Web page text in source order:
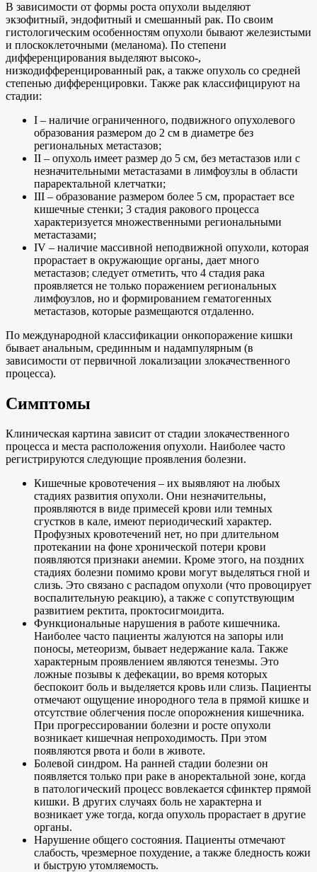
В зависимости от формы роста опухоли выделяют
экзофитный, эндофитный и смешанный рак. По своим
гистологическим особенностям опухоли бывают железистыми
и плоскоклеточными (меланома). По степени
дифференцирования выделяют высоко-,
низкодифференцированный рак, а также опухоль со средней
степенью дифференцировки. Также рак классифицируют на
стадии:
I – наличие ограниченного, подвижного опухолевого
образования размером до 2 см в диаметре без
региональных метастазов;
II – опухоль имеет размер до 5 см, без метастазов или с
незначительными метастазами в лимфоузлы в области
параректальной клетчатки;
III – образование размером более 5 см, прорастает все
кишечные стенки; 3 стадия ракового процесса
характеризуется множественными региональными
метастазами;
IV – наличие массивной неподвижной опухоли, которая
прорастает в окружающие органы, дает много
метастазов; следует отметить, что 4 стадия рака
проявляется не только поражением региональных
лимфоузлов, но и формированием гематогенных
метастазов, которые размещаются отдаленно.
По международной классификации онкопоражение кишки
бывает анальным, срединным и надампулярным (в
зависимости от первичной локализации злокачественного
процесса).
Симптомы
Клиническая картина зависит от стадии злокачественного
процесса и места расположения опухоли. Наиболее часто
регистрируются следующие проявления болезни.
Кишечные кровотечения – их выявляют на любых
стадиях развития опухоли. Они незначительны,
проявляются в виде примесей крови или темных
сгустков в кале, имеют периодический характер.
Профузных кровотечений нет, но при длительном
протекании на фоне хронической потери крови
появляются признаки анемии. Кроме этого, на поздних
стадиях болезни помимо крови могут выделяться гной и
слизь. Это связано с распадом опухоли (что провоцирует
воспалительную реакцию), а также с сопутствующим
развитием ректита, проктосигмоидита.
Функциональные нарушения в работе кишечника.
Наиболее часто пациенты жалуются на запоры или
поносы, метеоризм, бывает недержание кала. Также
характерным проявлением являются тенезмы. Это
ложные позывы к дефекации, во время которых
беспокоит боль и выделяется кровь или слизь. Пациенты
отмечают ощущение инородного тела в прямой кишке и
отсутствие облегчения после опорожнения кишечника.
При прогрессировании болезни и росте опухоли
возникает кишечная непроходимость. При этом
появляются рвота и боли в животе.
Болевой синдром. На ранней стадии болезни он
появляется только при раке в аноректальной зоне, когда
в патологический процесс вовлекается сфинктер прямой
кишки. В других случаях боль не характерна и
возникает уже тогда, когда опухоль прорастает в другие
органы.
Нарушение общего состояния. Пациенты отмечают
слабость, чрезмерное похудение, а также бледность кожи
и быструю утомляемость.